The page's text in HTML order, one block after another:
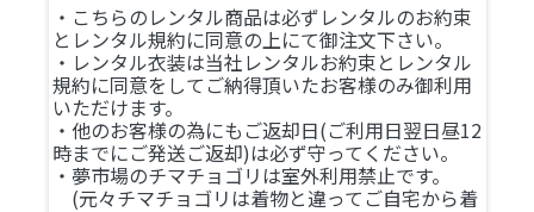
・こちらのレンタル商品は必ずレンタルのお約束
とレンタル規約に同意の上にて御注文下さい。
・レンタル衣装は当社レンタルお約束とレンタル
規約に同意をしてご納得頂いたお客様のみ御利用
いただけます。
・他のお客様の為にもご返却日(ご利用日翌日昼12
時までにご発送ご返却)は必ず守ってください。
・夢市場のチマチョゴリは室外利用禁止です。
(元々チマチョゴリは着物と違ってご自宅から着